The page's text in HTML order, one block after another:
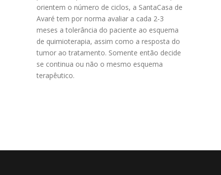
orientem o número de ciclos, a SantaCasa de
Avaré tem por norma avaliar a cada 2-3
meses a tolerância do paciente ao esquema
de quimioterapia, assim como a resposta do
tumor ao tratamento. Somente então decide
se continua ou não o mesmo esquema
terapêutico.